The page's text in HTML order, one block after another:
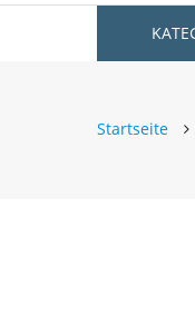
Startseite